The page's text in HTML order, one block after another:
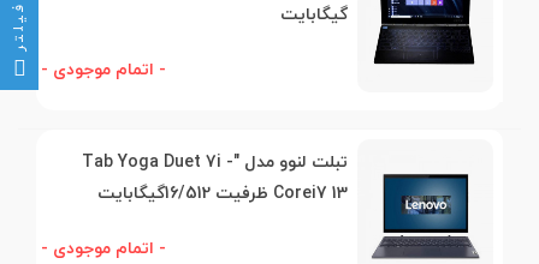
گیگابایت
- اتمام موجودی -
تبلت لنوو مدل "Tab Yoga Duet 7i -
Corei7 13 ظرفیت 16/512گیگابایت
- اتمام موجودی -
فیلتر